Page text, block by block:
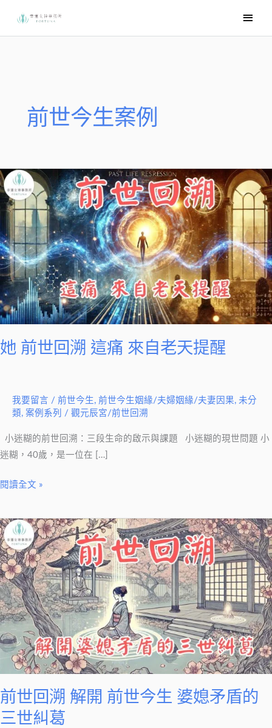
要
前世今生案例
她 前世回溯 這痛 來自老天提醒
我要留言 / 前世今生 , 前世今生姻緣/夫婦姻緣/夫妻因果, 未分
類, 案例系列 / 觀元辰宮/前世回溯
小迷糊的前世回溯：三段生命的啟示與課題 小迷糊的現世問題 小
迷糊，40歲，是一位在 […]
她
前
世
溯
這
痛
來
自
老
天
提
閱讀全文 »
前世回溯 解開 前世今生 婆媳矛盾的
三世糾葛
前
世
回
溯
解
開
前
世
生
婆
媳
矛